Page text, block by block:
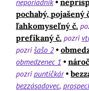
neporiadnik
pochabý, pojašený
ľahkomyseľný č.
prefíkaný č. pozri
pozrišašo 2
obmedzenec 1
pozripuntičkár
bezzásadovec